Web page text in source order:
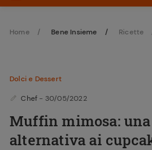
Home Bene Insieme Ricette
Dolci e Dessert
Chef - 30/05/2022
Muffin mimosa:
alternativa ai